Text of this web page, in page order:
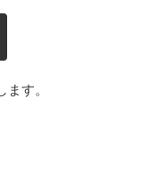
す。